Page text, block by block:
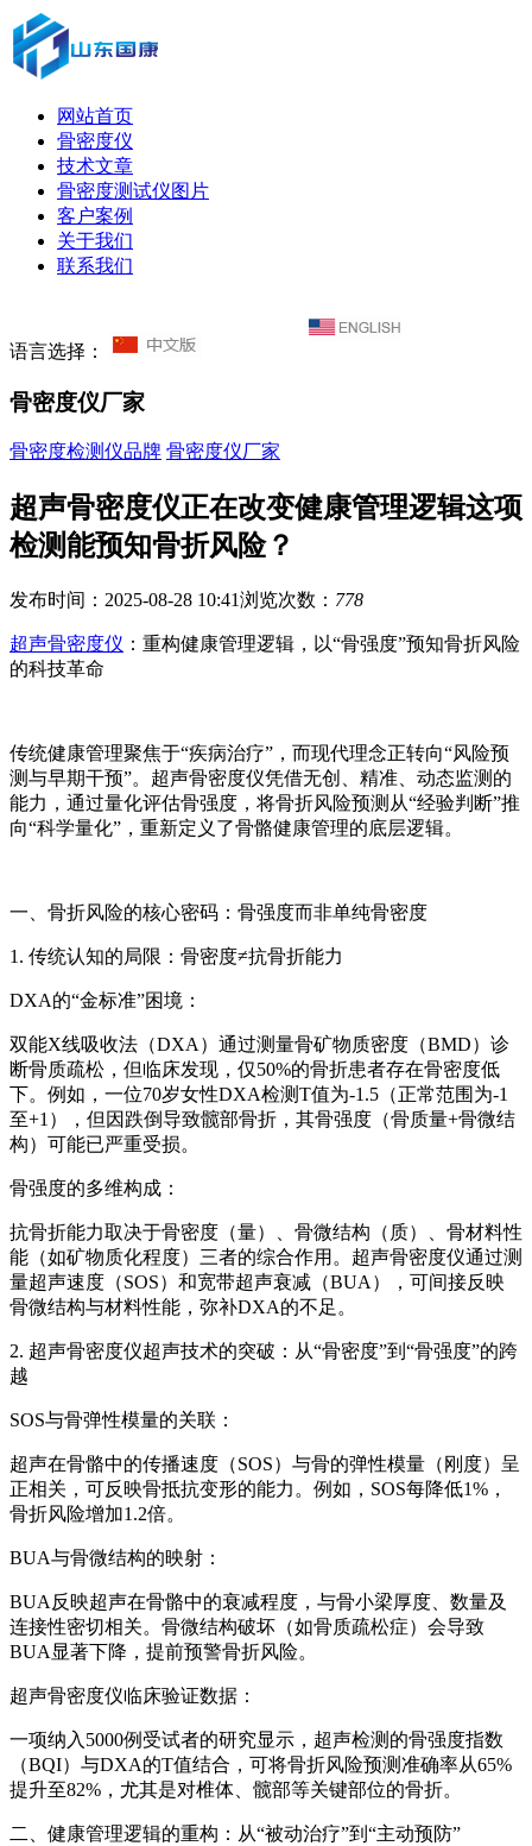
网站首页
骨密度仪
技术文章
骨密度测试仪图片
客户案例
关于我们
联系我们
语言选择：
骨密度仪厂家
骨密度检测仪品牌 骨密度仪厂家
超声骨密度仪正在改变健康管理逻辑这项
检测能预知骨折风险？
发布时间：2025-08-28 10:41浏览次数： 778
超声骨密度仪 ：重构健康管理逻辑，以“骨强度”预知骨折风险
的科技革命
传统健康管理聚焦于“疾病治疗”，而现代理念正转向“风险预
测与早期干预”。超声骨密度仪凭借无创、精准、动态监测的
能力，通过量化评估骨强度，将骨折风险预测从“经验判断”推
向“科学量化”，重新定义了骨骼健康管理的底层逻辑。
一、骨折风险的核心密码：骨强度而非单纯骨密度
1. 传统认知的局限：骨密度≠抗骨折能力
DXA的“金标准”困境：
双能X线吸收法（DXA）通过测量骨矿物质密度（BMD）诊
断骨质疏松，但临床发现，仅50%的骨折患者存在骨密度低
下。例如，一位70岁女性DXA检测T值为-1.5（正常范围为-1
至+1），但因跌倒导致髋部骨折，其骨强度（骨质量+骨微结
构）可能已严重受损。
骨强度的多维构成：
抗骨折能力取决于骨密度（量）、骨微结构（质）、骨材料性
能（如矿物质化程度）三者的综合作用。超声骨密度仪通过测
量超声速度（SOS）和宽带超声衰减（BUA），可间接反映
骨微结构与材料性能，弥补DXA的不足。
2. 超声骨密度仪超声技术的突破：从“骨密度”到“骨强度”的跨
越
SOS与骨弹性模量的关联：
超声在骨骼中的传播速度（SOS）与骨的弹性模量（刚度）呈
正相关，可反映骨抵抗变形的能力。例如，SOS每降低1%，
骨折风险增加1.2倍。
BUA与骨微结构的映射：
BUA反映超声在骨骼中的衰减程度，与骨小梁厚度、数量及
连接性密切相关。骨微结构破坏（如骨质疏松症）会导致
BUA显著下降，提前预警骨折风险。
超声骨密度仪临床验证数据：
一项纳入5000例受试者的研究显示，超声检测的骨强度指数
（BQI）与DXA的T值结合，可将骨折风险预测准确率从65%
提升至82%，尤其是对椎体、髋部等关键部位的骨折。
二、健康管理逻辑的重构：从“被动治疗”到“主动预防”